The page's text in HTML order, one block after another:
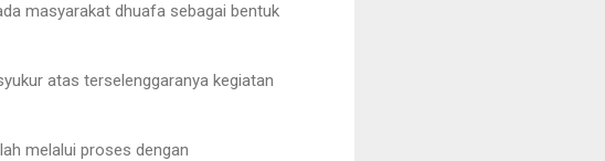
masyarakat dhuafa sebagai bentuk
atas terselenggaranya kegiatan
melalui proses dengan